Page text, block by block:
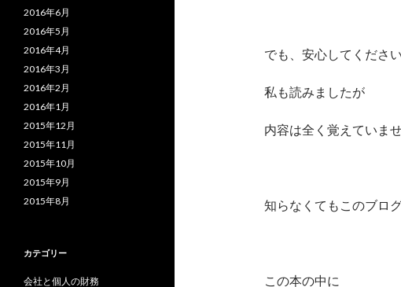
でも、安心してください
私も読みましたが
内容は全く覚えていま
知らなくてもこのブロ
この本の中に
2016年6月
2016年5月
2016年4月
2016年3月
2016年2月
2016年1月
2015年12月
2015年11月
2015年10月
2015年9月
2015年8月
カテゴリー
会社と個人の財務